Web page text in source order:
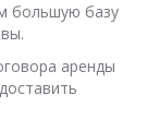
большую базу
аренды